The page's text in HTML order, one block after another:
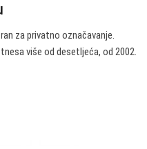
za privatno označavanje.
više od desetljeća, od 2002.